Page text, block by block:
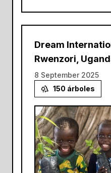
Dream
Rwenzori,
8 September 2025
150 árboles